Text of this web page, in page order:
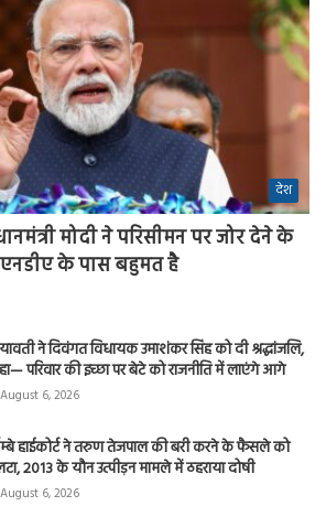
देश
मोदी ने परिसीमन पर जोर देने के
के पास बहुमत है
ने दिवंगत विधायक उमाशंकर सिंह को दी श्रद्धांजलि,
परिवार की इच्छा पर बेटे को राजनीति में लाएंगे आगे
August 6, 2026
हाईकोर्ट ने तरुण तेजपाल की बरी करने के फैसले को
2013 के यौन उत्पीड़न मामले में ठहराया दोषी
August 6, 2026